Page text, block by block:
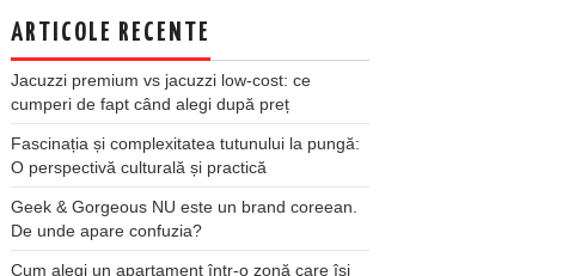
ARTICOLE RECENTE
Jacuzzi premium vs jacuzzi low-cost: ce
cumperi de fapt când alegi după preț
Fascinația și complexitatea tutunului la pungă:
O perspectivă culturală și practică
Geek & Gorgeous NU este un brand coreean.
De unde apare confuzia?
Cum alegi un apartament într-o zonă care își